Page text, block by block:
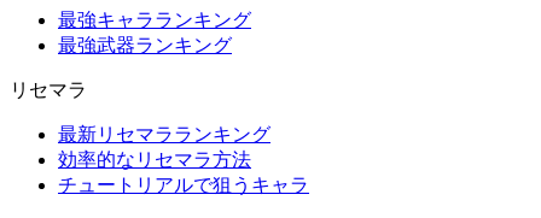
最強キャラランキング
最強武器ランキング
リセマラ
最新リセマラランキング
効率的なリセマラ方法
チュートリアルで狙うキャラ